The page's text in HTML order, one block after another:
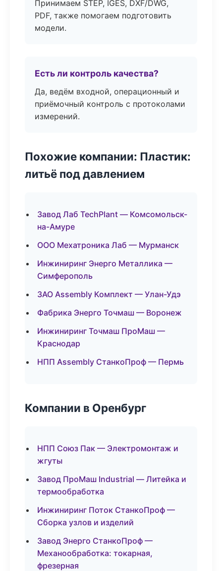
Принимаем STEP, IGES, DXF/DWG,
PDF, также помогаем подготовить
модели.
Есть ли контроль качества?
Да, ведём входной, операционный и
приёмочный контроль с протоколами
измерений.
Похожие компании: Пластик:
литьё под давлением
Завод Лаб TechPlant — Комсомольск-
на-Амуре
ООО Мехатроника Лаб — Мурманск
Инжиниринг Энерго Металлика —
Симферополь
ЗАО Assembly Комплект — Улан-Удэ
Фабрика Энерго Точмаш — Воронеж
Инжиниринг Точмаш ПроМаш —
Краснодар
НПП Assembly СтанкоПроф — Пермь
Компании в Оренбург
НПП Союз Пак — Электромонтаж и
жгуты
Завод ПроМаш Industrial — Литейка и
термообработка
Инжиниринг Поток СтанкоПроф —
Сборка узлов и изделий
Завод Энерго СтанкоПроф —
Механообработка: токарная,
фрезерная